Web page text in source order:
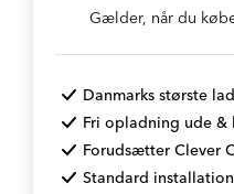
Gælder, når du
Danmarks største
Fri opladning ude &
Forudsætter Clever
Standard